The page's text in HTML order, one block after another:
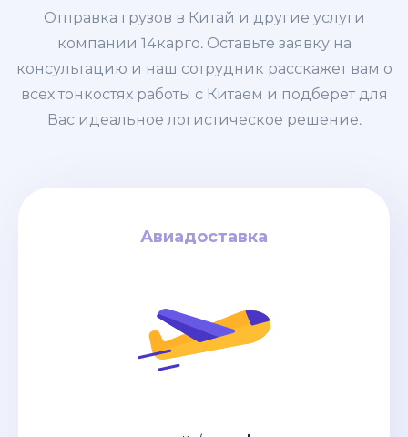
Отправка грузов в Китай и другие услуги
компании 14карго. Оставьте заявку на
консультацию и наш сотрудник расскажет вам о
всех тонкостях работы с Китаем и подберет для
Вас идеальное логистическое решение.
Авиадоставка
Авиадоставка
6-8
дней / от
4$